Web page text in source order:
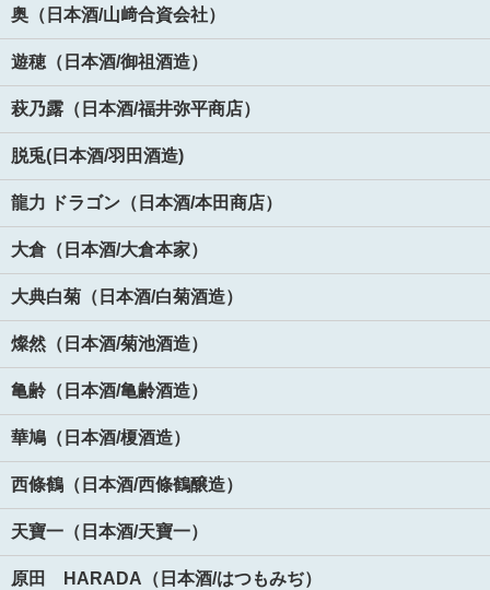
奥（日本酒/山﨑合資会社）
遊穂（日本酒/御祖酒造）
萩乃露（日本酒/福井弥平商店）
脱兎(日本酒/羽田酒造)
龍力 ドラゴン（日本酒/本田商店）
大倉（日本酒/大倉本家）
大典白菊（日本酒/白菊酒造）
燦然（日本酒/菊池酒造）
亀齢（日本酒/亀齢酒造）
華鳩（日本酒/榎酒造）
西條鶴（日本酒/西條鶴醸造）
天寶一（日本酒/天寶一）
原田 HARADA（日本酒/はつもみぢ）